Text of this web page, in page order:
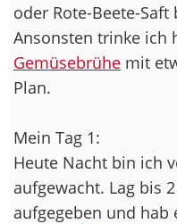
oder Rote-Beete-
Ansonsten trinke ich
Gemüsebrühe mit
Plan.
Mein Tag 1:
Heute Nacht bin ich
aufgewacht. Lag bis
aufgegeben und